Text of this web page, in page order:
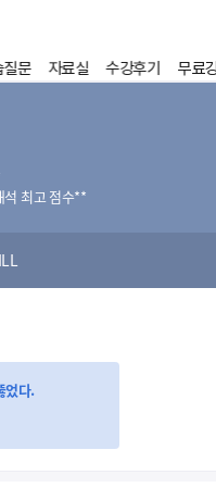
질문 자료실 수강후기 무료
석 최고 점수**
었다.